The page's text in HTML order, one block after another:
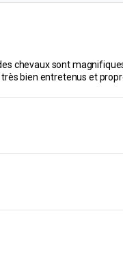
chevaux sont
bien entretenus et